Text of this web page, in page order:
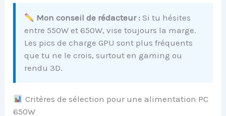
Mon conseil de rédacteur :Si tu hésites
entre 550W et 650W, vise toujours la marge.
Les pics de charge GPU sont plus fréquents
que tu ne le crois, surtout en gaming ou
rendu 3D.
Critères de sélection pour une alimentation PC
650W